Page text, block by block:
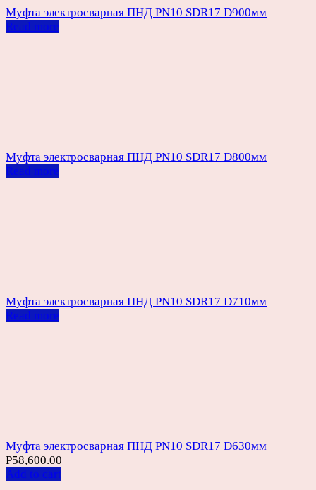
Муфта электросварная ПНД PN10 SDR17 D900мм
Read more
Муфта электросварная ПНД PN10 SDR17 D800мм
Read more
Муфта электросварная ПНД PN10 SDR17 D710мм
Read more
Муфта электросварная ПНД PN10 SDR17 D630мм
Р58,600.00
Add to cart